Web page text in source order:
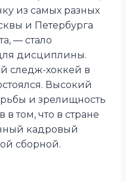
из самых разных
и Петербурга
— стало
дисциплины.
следж-хоккей в
Высокий
и зрелищность
том, что в стране
кадровый
сборной.